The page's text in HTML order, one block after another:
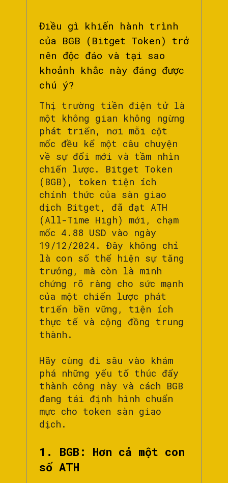
Điều gì khiến hành trình
của BGB (Bitget Token) trở
nên độc đáo và tại sao
khoảnh khắc này đáng được
chú ý?
Thị trường tiền điện tử là
một không gian không ngừng
phát triển, nơi mỗi cột
mốc đều kể một câu chuyện
về sự đổi mới và tầm nhìn
chiến lược. Bitget Token
(BGB), token tiện ích
chính thức của sàn giao
dịch Bitget, đã đạt ATH
(All-Time High) mới, chạm
mốc 4.88 USD vào ngày
19/12/2024. Đây không chỉ
là con số thể hiện sự tăng
trưởng, mà còn là minh
chứng rõ ràng cho sức mạnh
của một chiến lược phát
triển bền vững, tiện ích
thực tế và cộng đồng trung
thành.
Hãy cùng đi sâu vào khám
phá những yếu tố thúc đẩy
thành công này và cách BGB
đang tái định hình chuẩn
mực cho token sàn giao
dịch.
1. BGB: Hơn cả một con
số ATH